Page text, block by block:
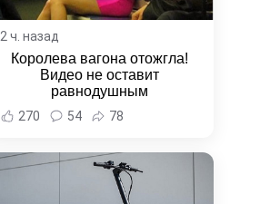
2 ч. назад
Королева вагона отожгла!
Видео не оставит
равнодушным
270 54 78